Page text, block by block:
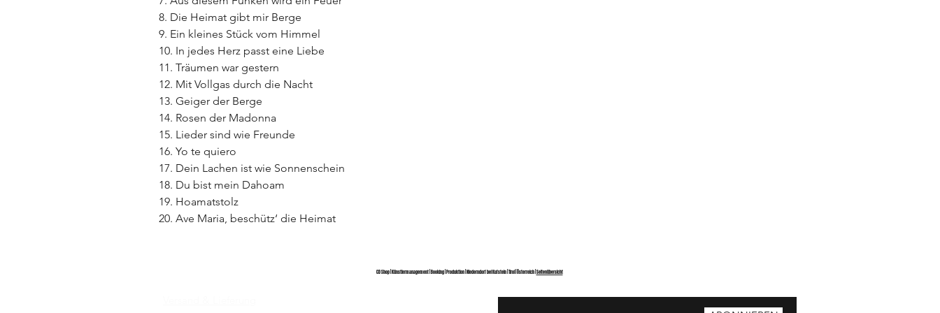
8. Die Heimat gibt mir Berge
9. Ein kleines Stück vom Himmel
10. In jedes Herz passt eine Liebe
11. Träumen war gestern
12. Mit Vollgas durch die Nacht
13. Geiger der Berge
14. Rosen der Madonna
15. Lieder sind wie Freunde
16. Yo te quiero
17. Dein Lachen ist wie Sonnenschein
18. Du bist mein Dahoam
19. Hoamatstolz
20. Ave Maria, beschütz‘ die Heimat
CD Shop | Künstlermanagement | Booking | Produktion | Niederndorf bei Kufstein | Tirol | Österreich | Seitenübersicht